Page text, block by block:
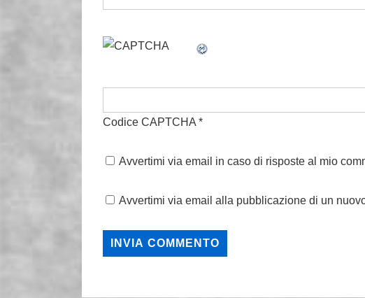
Codice CAPTCHA *
Avvertimi via email in caso di risposte al mio
Avvertimi via email alla pubblicazione di un